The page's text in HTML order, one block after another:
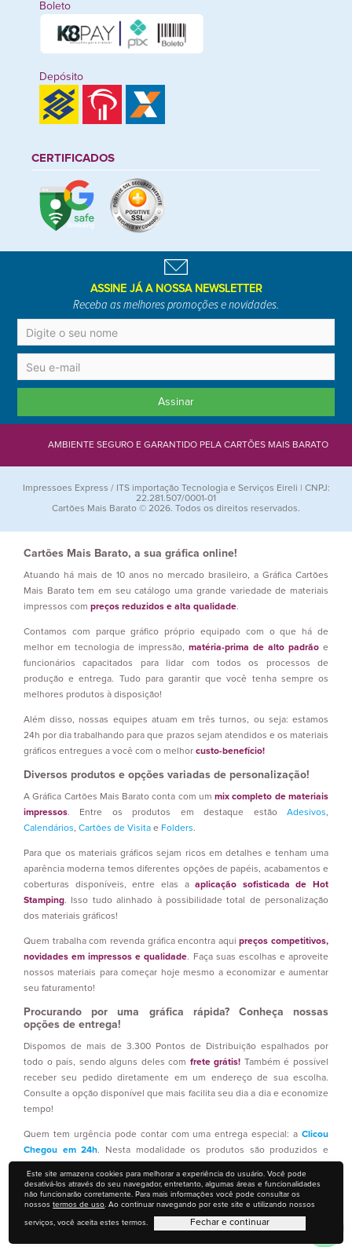
Boleto
Depósito
CERTIFICADOS
ASSINE JÁ A NOSSA NEWSLETTER
Receba as melhores promoções e novidades.
Assinar
AMBIENTE SEGURO E GARANTIDO PELA CARTÕES MAIS BARATO
Impressoes Express / ITS importação Tecnologia e Serviços Eireli | CNPJ:
22.281.507/0001-01
Cartões Mais Barato © 2026. Todos os direitos reservados.
Cartões Mais Barato, a sua gráfica online!
Atuando há mais de 10 anos no mercado brasileiro, a Gráfica Cartões
Mais Barato tem em seu catálogo uma grande variedade de materiais
impressos com preços reduzidos e alta qualidade.
Contamos com parque gráfico próprio equipado com o que há de
melhor em tecnologia de impressão, matéria-prima de alto padrão e
funcionários capacitados para lidar com todos os processos de
produção e entrega. Tudo para garantir que você tenha sempre os
melhores produtos à disposição!
Além disso, nossas equipes atuam em três turnos, ou seja: estamos
24h por dia trabalhando para que prazos sejam atendidos e os materiais
gráficos entregues a você com o melhor custo-benefício!
Diversos produtos e opções variadas de personalização!
A Gráfica Cartões Mais Barato conta com ummix completo de materiais
impressos. Entre os produtos em destaque estão Adesivos,
Calendários, Cartões de Visita e Folders.
Para que os materiais gráficos sejam ricos em detalhes e tenham uma
aparência moderna temos diferentes opções de papéis, acabamentos e
coberturas disponíveis, entre elas aaplicação sofisticada de Hot
Stamping. Isso tudo alinhado à possibilidade total de personalização
dos materiais gráficos!
Quem trabalha com revenda gráfica encontra aquipreços competitivos,
novidades em impressos e qualidade. Faça suas escolhas e aproveite
nossos materiais para começar hoje mesmo a economizar e aumentar
seu faturamento!
Procurando por uma gráfica rápida? Conheça nossas
opções de entrega!
Dispomos de mais de 3.300 Pontos de Distribuição espalhados por
todo o país, sendo alguns deles com frete grátis! Também é possível
receber seu pedido diretamente em um endereço de sua escolha.
Consulte a opção disponível que mais facilita seu dia a dia e economize
tempo!
Quem tem urgência pode contar com uma entrega especial: a Clicou
Chegou em 24h. Nesta modalidade os produtos são produzidos e
categoria e tenha seus impressos prontos em um curto prazo!
Só uma gráfica com anos de atuação pode garantir meios de entrega
eficientes e rápidos. Aproveite nosso processo de compras 100% online
Este site armazena cookies para melhorar a experiência do usuário. Você pode
desativá-los através do seu navegador, entretanto, algumas áreas e funcionalidades
não funcionarão corretamente. Para mais informações você pode consultar os
nossostermos de uso. Ao continuar navegando por este site e utilizando nossos
serviços, você aceita estes termos. Fechar e continuar